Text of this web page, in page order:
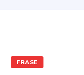
FRASE